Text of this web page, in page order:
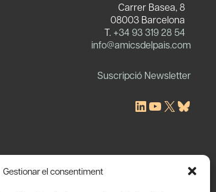
Gestionar el consentiment
Carrer Basea, 8
08003 Barcelona
T. +34 93 319 28 54
info@amicsdelpais.com
Suscripció Newsletter
LinkedIn
YouTube
X